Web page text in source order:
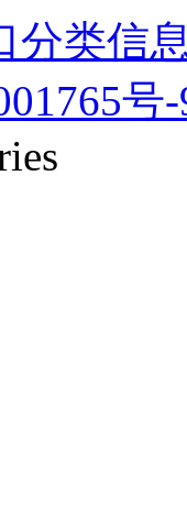
分类信
号